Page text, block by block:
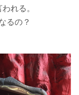
れる。
るの？